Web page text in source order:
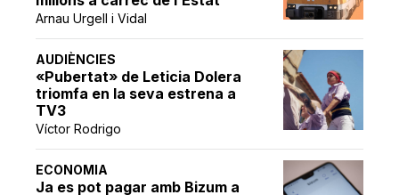
Arnau Urgell i Vidal
AUDIÈNCIES
«Pubertat» de Leticia Dolera
triomfa en la seva estrena a
TV3
Víctor Rodrigo
ECONOMIA
Ja es pot pagar amb Bizum a